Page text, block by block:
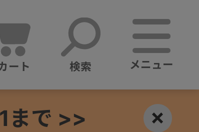
ート 検索 メニュー
まで >>